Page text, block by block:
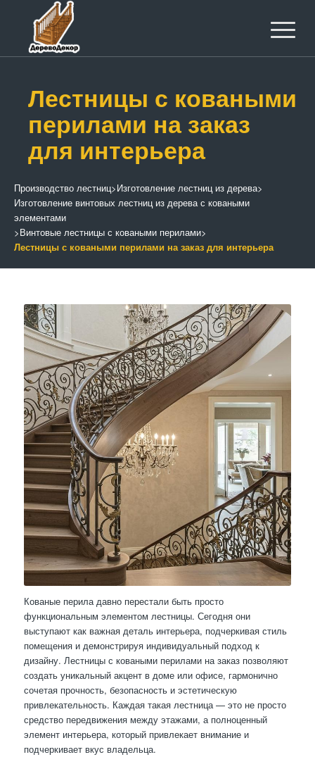
Лестницы с коваными
перилами на заказ
для интерьера
Производство лестниц>Изготовление лестниц из дерева>
Изготовление винтовых лестниц из дерева с коваными
элементами
>Винтовые лестницы с коваными перилами>
Лестницы с коваными перилами на заказ для интерьера
Кованые перила давно перестали быть просто
функциональным элементом лестницы. Сегодня они
выступают как важная деталь интерьера, подчеркивая стиль
помещения и демонстрируя индивидуальный подход к
дизайну. Лестницы с коваными перилами на заказ позволяют
создать уникальный акцент в доме или офисе, гармонично
сочетая прочность, безопасность и эстетическую
привлекательность. Каждая такая лестница — это не просто
средство передвижения между этажами, а полноценный
элемент интерьера, который привлекает внимание и
подчеркивает вкус владельца.